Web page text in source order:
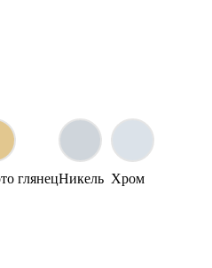
глянецНикель Хром